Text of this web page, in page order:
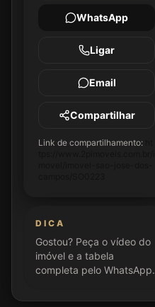
WhatsApp
Ligar
Email
Compartilhar
Link de compartilhamento:
DICA
Gostou? Peça o vídeo do
imóvel e a tabela
completa pelo WhatsApp.